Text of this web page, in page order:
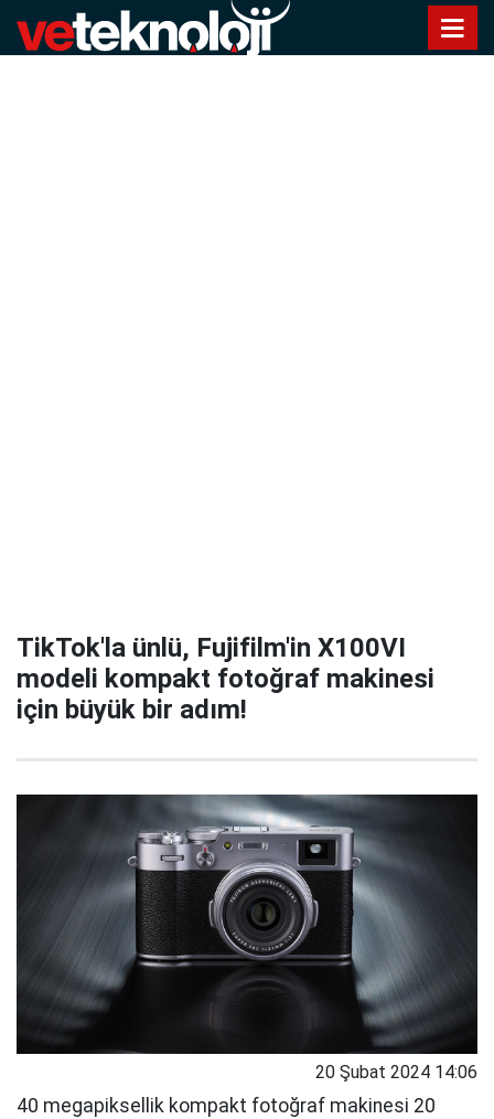
TikTok'la ünlü, Fujifilm'in X100VI
modeli kompakt fotoğraf makinesi
için büyük bir adım!
20 Şubat 2024 14:06
40 megapiksellik kompakt fotoğraf makinesi 20